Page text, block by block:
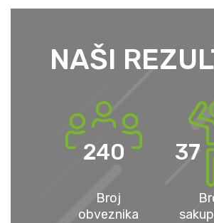
NAŠI
240
Broj
obveznika
37